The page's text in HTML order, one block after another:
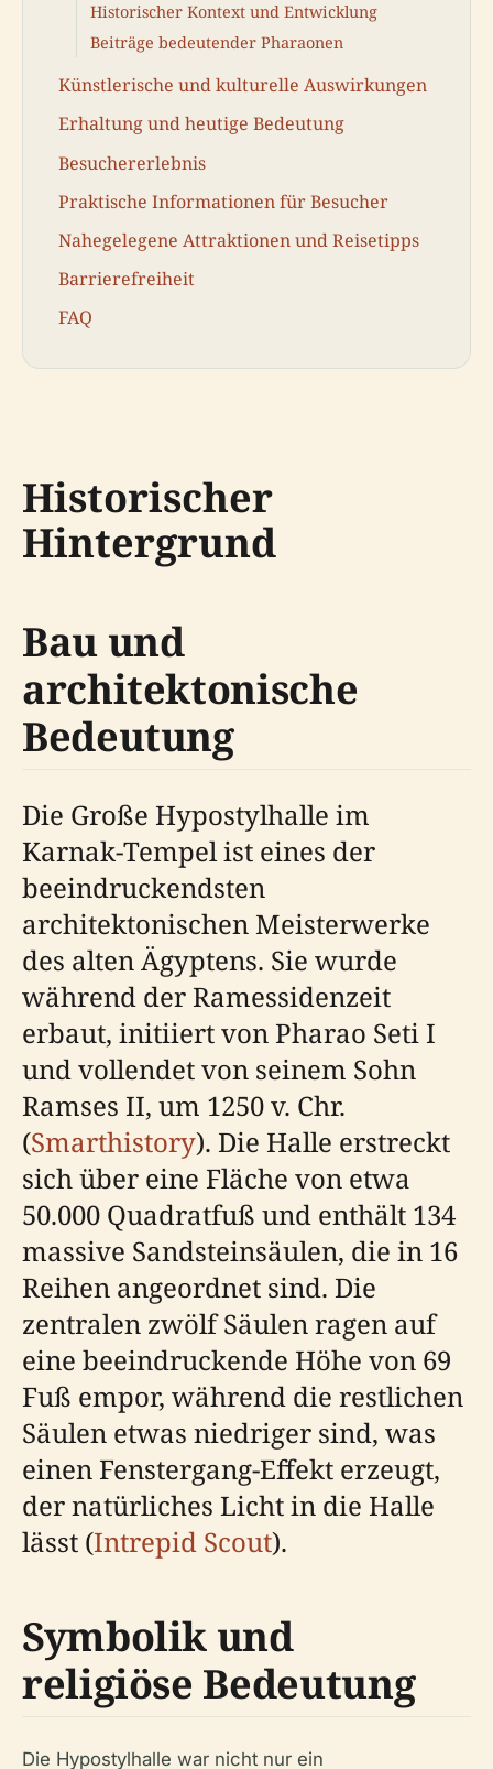
Historischer Kontext und Entwicklung
Beiträge bedeutender Pharaonen
Künstlerische und kulturelle Auswirkungen
Erhaltung und heutige Bedeutung
Besuchererlebnis
Praktische Informationen für Besucher
Nahegelegene Attraktionen und Reisetipps
Barrierefreiheit
FAQ
Historischer
Hintergrund
Bau und
architektonische
Bedeutung
Die Große Hypostylhalle im
Karnak-Tempel ist eines der
beeindruckendsten
architektonischen Meisterwerke
des alten Ägyptens. Sie wurde
während der Ramessidenzeit
erbaut, initiiert von Pharao Seti I
und vollendet von seinem Sohn
Ramses II, um 1250 v. Chr.
(Smarthistory). Die Halle erstreckt
sich über eine Fläche von etwa
50.000 Quadratfuß und enthält 134
massive Sandsteinsäulen, die in 16
Reihen angeordnet sind. Die
zentralen zwölf Säulen ragen auf
eine beeindruckende Höhe von 69
Fuß empor, während die restlichen
Säulen etwas niedriger sind, was
einen Fenstergang-Effekt erzeugt,
der natürliches Licht in die Halle
lässt (Intrepid Scout).
Symbolik und
religiöse Bedeutung
Die Hypostylhalle war nicht nur ein